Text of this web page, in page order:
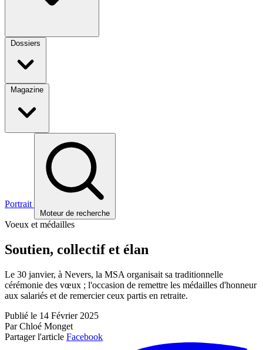
Dossiers
Magazine
Portrait
Moteur de recherche
Voeux et médailles
Soutien, collectif et élan
Le 30 janvier, à Nevers, la MSA organisait sa traditionnelle
cérémonie des vœux ; l'occasion de remettre les médailles d'honneur
aux salariés et de remercier ceux partis en retraite.
Publié le 14 Février 2025
Par Chloé Monget
Partager l'article Facebook